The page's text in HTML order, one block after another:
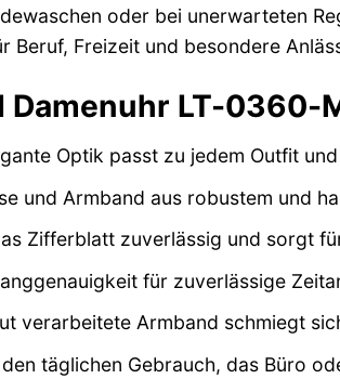
oder bei unerwarteten
Beruf, Freizeit und besondere
LT-0360-
Optik passt zu jedem Outfit
und Armband aus robustem und
Zifferblatt zuverlässig und sorgt
für zuverlässige
verarbeitete Armband schmiegt
täglichen Gebrauch, das Büro